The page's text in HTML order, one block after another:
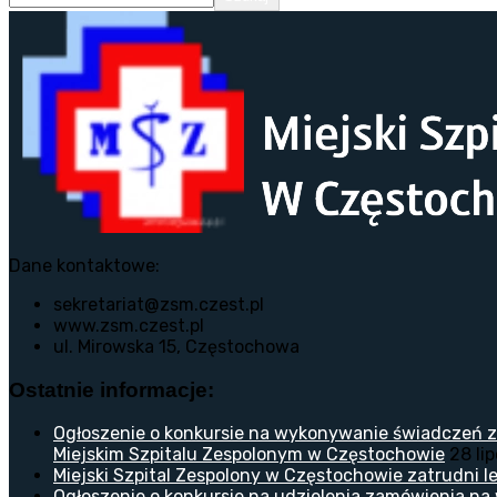
Dane kontaktowe:
sekretariat@zsm.czest.pl
www.zsm.czest.pl
ul. Mirowska 15, Częstochowa
Ostatnie informacje:
Ogłoszenie o konkursie na wykonywanie
Miejskim Szpitalu Zespolonym w Częstochowie 28
Miejski Szpital Zespolony w Częstochowie zatrudni